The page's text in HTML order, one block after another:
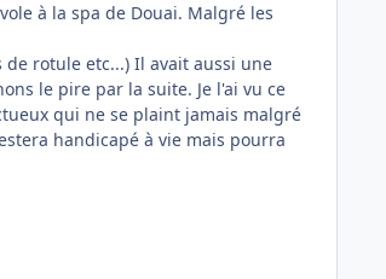
à la spa de Douai. Malgré les
rotule etc...) Il avait aussi une
le pire par la suite. Je l'ai vu ce
qui ne se plaint jamais malgré
handicapé à vie mais pourra